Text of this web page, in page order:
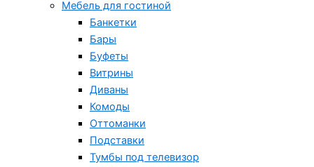
Мебель для гостиной
Банкетки
Бары
Буфеты
Витрины
Диваны
Комоды
Оттоманки
Подставки
Тумбы под телевизор